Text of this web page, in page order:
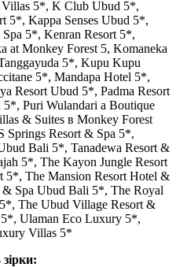
Villas 5*, K Club Ubud 5*,
5*, Kappa Senses Ubud 5*,
5*, Kenran Resort 5*,
at Monkey Forest 5, Komaneka
5*, Kupu Kupu
5*, Mandapa Hotel 5*,
Resort Ubud 5*, Padma Resort
Puri Wulandari a Boutique
& Suites в Monkey Forest
Springs Resort & Spa 5*,
Bali 5*, Tanadewa Resort &
5*, The Kayon Jungle Resort
5*, The Mansion Resort Hotel &
Spa Ubud Bali 5*, The Royal
The Ubud Village Resort &
Ulaman Eco Luxury 5*,
Villas 5*